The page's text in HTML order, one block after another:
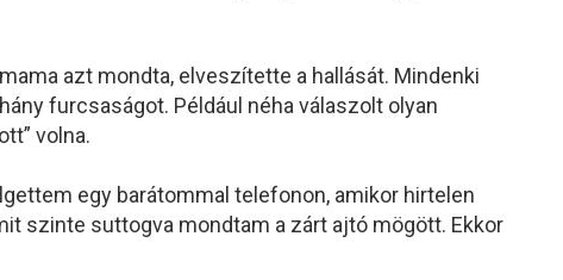
azt mondta, elveszítette a hallását. Mindenki
furcsaságot. Például néha válaszolt olyan
volna.
egy barátommal telefonon, amikor hirtelen
szinte suttogva mondtam a zárt ajtó mögött. Ekkor